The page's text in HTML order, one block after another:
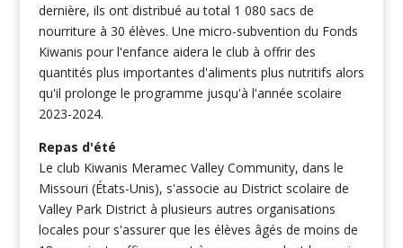
dernière, ils ont distribué au total 1 080 sacs de
nourriture à 30 élèves. Une micro-subvention du Fonds
Kiwanis pour l'enfance aidera le club à offrir des
quantités plus importantes d'aliments plus nutritifs alors
qu'il prolonge le programme jusqu'à l'année scolaire
2023-2024.
Repas d'été
Le club Kiwanis Meramec Valley Community, dans le
Missouri (États-Unis), s'associe au District scolaire de
Valley Park District à plusieurs autres organisations
locales pour s'assurer que les élèves âgés de moins de